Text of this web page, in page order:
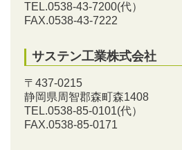
TEL.0538-43-7200(代）
FAX.0538-43-7222
サステン工業株式会社
〒437-0215
静岡県周智郡森町森1408
TEL.0538-85-0101(代）
FAX.0538-85-0171